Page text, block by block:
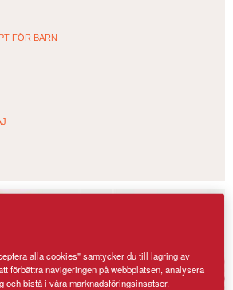
FÖR BARN
alla cookies" samtycker du till lagring av
förbättra navigeringen på webbplatsen, analysera
och bistå i våra marknadsföringsinsatser.